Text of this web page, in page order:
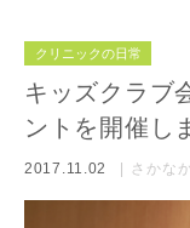
クリニックの日常
キッズクラブ
ントを開催し
2017.11.02 さかな